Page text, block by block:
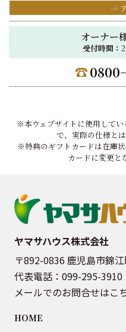
オーナー
受付時間：
※本ウェブサイトに使用して
で、実際の仕様と
※特典のギフトカードは在庫
カードに変更と
ヤマサハウス株式会社
〒892-0836 鹿児島市錦
代表電話： 099-295-3910
メールでのお問合せはこ
HOME